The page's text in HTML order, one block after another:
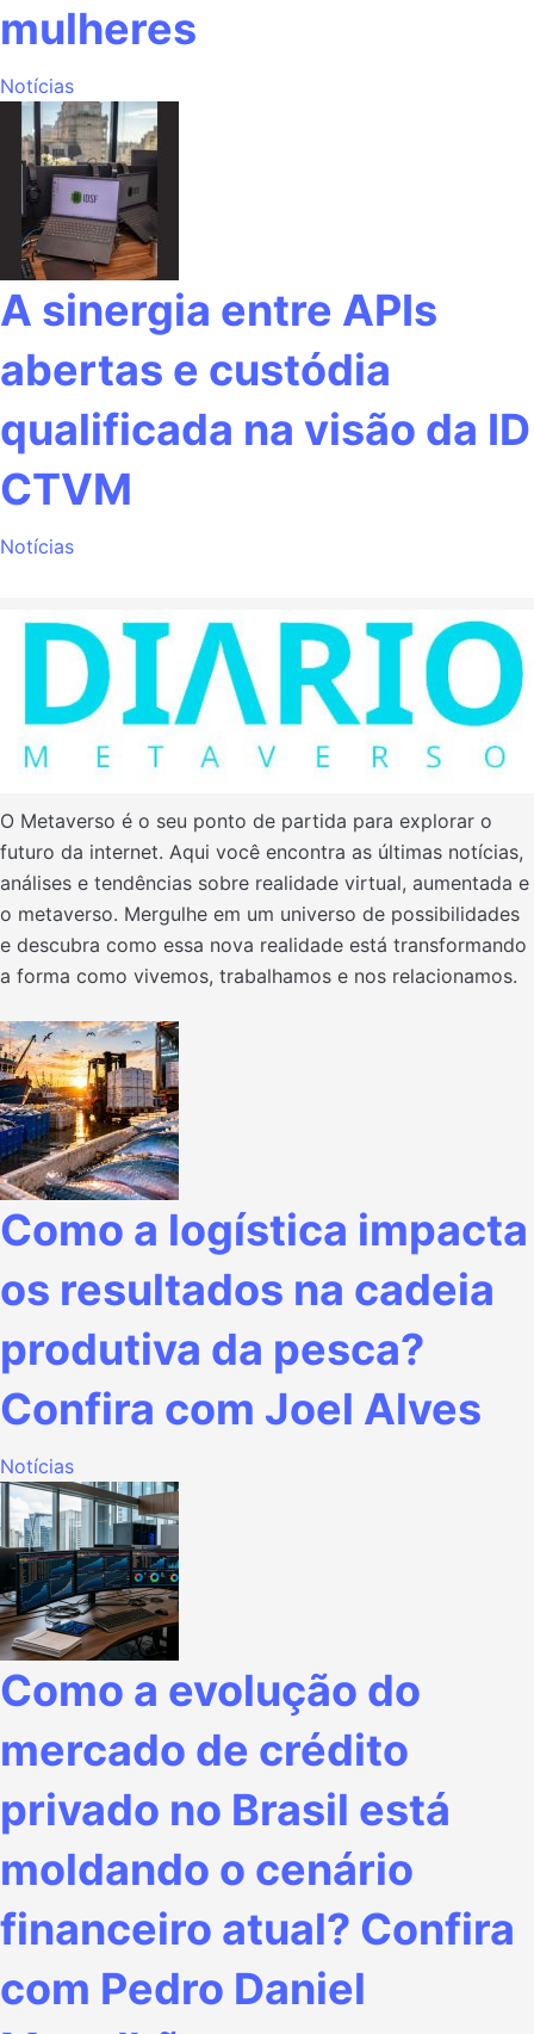
mulheres
Notícias
A sinergia entre APIs
abertas e custódia
qualificada na visão da ID
CTVM
Notícias
O Metaverso é o seu ponto de partida para explorar o
futuro da internet. Aqui você encontra as últimas notícias,
análises e tendências sobre realidade virtual, aumentada e
o metaverso. Mergulhe em um universo de possibilidades
e descubra como essa nova realidade está transformando
a forma como vivemos, trabalhamos e nos relacionamos.
Como a logística impacta
os resultados na cadeia
produtiva da pesca?
Confira com Joel Alves
Notícias
Como a evolução do
mercado de crédito
privado no Brasil está
moldando o cenário
financeiro atual? Confira
com Pedro Daniel